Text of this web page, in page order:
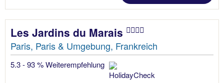
Les Jardins du Marais
Paris, Paris & Umgebung, Frankreich
5.3 - 93 % Weiterempfehlung